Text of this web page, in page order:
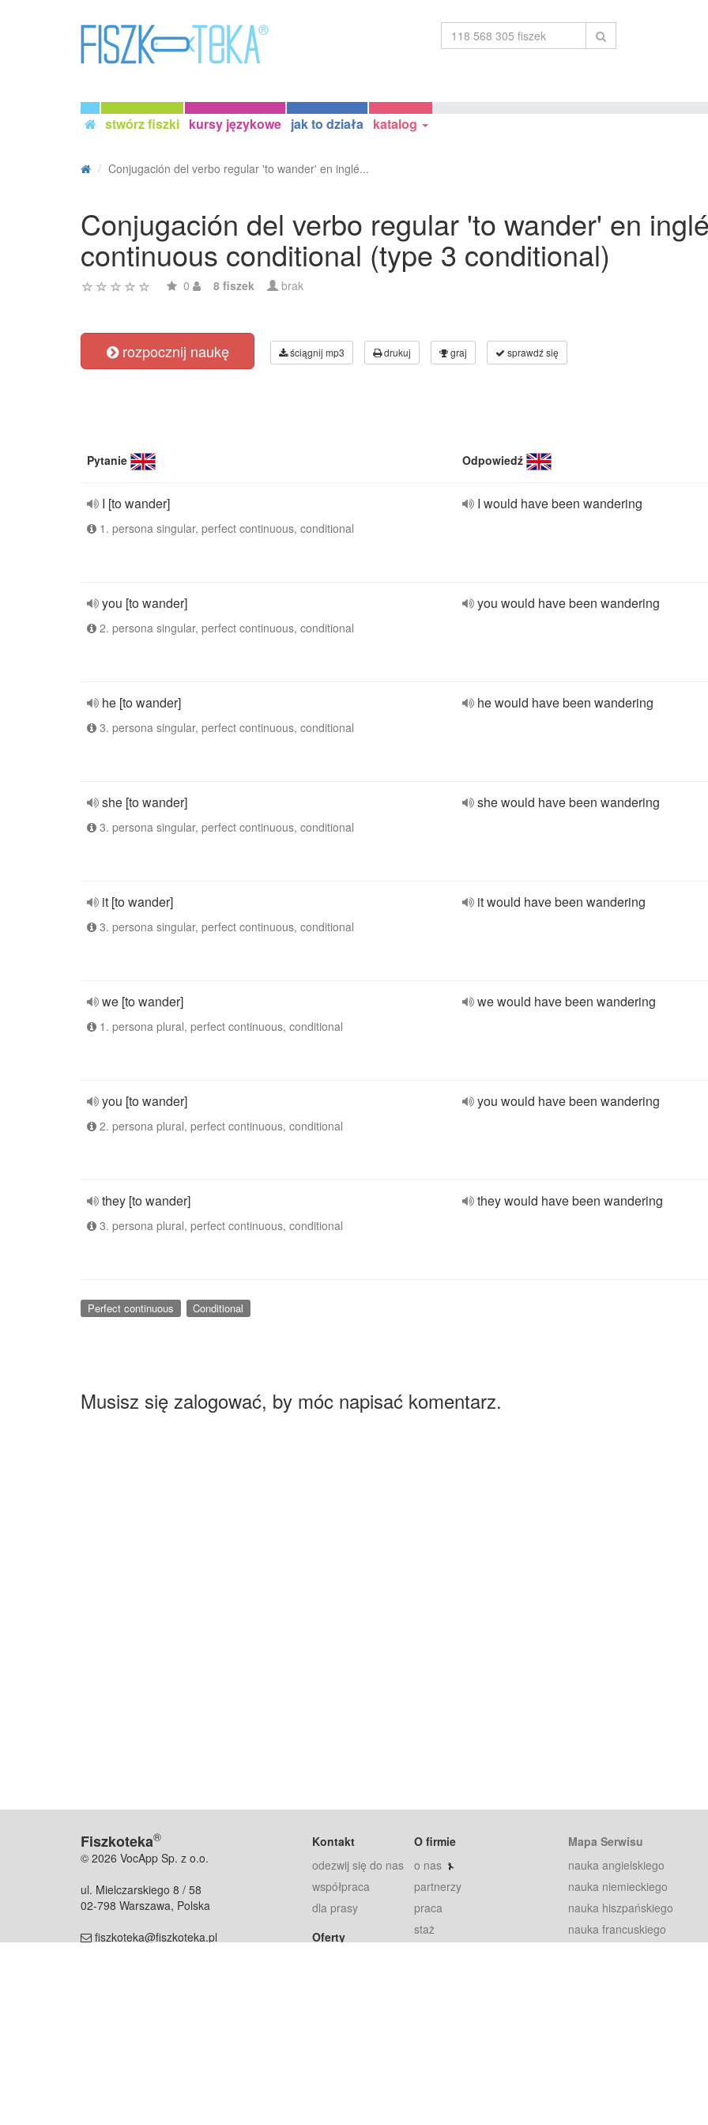
stwórz fiszki kursy językowe jak to działa katalog
Conjugación del verbo regular 'to wander' en inglé...
Conjugación del verbo regular 'to wander' en
continuous conditional (type 3 conditional)
0 8 fiszek brak
rozpocznij naukę ściągnij mp3 drukuj graj sprawdź się
Pytanie Odpowiedź
I [to wander]
1. persona singular, perfect continuous, conditional
I would have been wandering
you [to wander]
2. persona singular, perfect continuous, conditional
you would have been wandering
he [to wander]
3. persona singular, perfect continuous, conditional
he would have been wandering
she [to wander]
3. persona singular, perfect continuous, conditional
she would have been wandering
it [to wander]
3. persona singular, perfect continuous, conditional
it would have been wandering
we [to wander]
1. persona plural, perfect continuous, conditional
we would have been wandering
you [to wander]
2. persona plural, perfect continuous, conditional
you would have been wandering
they [to wander]
3. persona plural, perfect continuous, conditional
they would have been wandering
Perfect continuous Conditional
Musisz się zalogować, by móc napisać komentarz.
Fiszkoteka®
© 2026 VocApp Sp. z o.o.
ul. Mielczarskiego 8 / 58
02-798 Warszawa, Polska
fiszkoteka@fiszkoteka.pl
Kontakt
odezwij się do nas
współpraca
dla prasy
Oferty
O firmie
o nas
partnerzy
praca
staż
Mapa Serwisu
nauka angielskiego
nauka niemieckiego
nauka hiszpańskiego
nauka francuskiego